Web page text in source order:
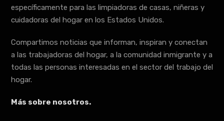
específicamente para las limpiadoras de casas, niñeras y
cuidadoras del hogar en los Estados Unidos.
Compartimos noticias que informan, inspiran y conectan
a las trabajadoras del hogar, a la comunidad inmigrante y a
todas las personas interesadas en el sector del trabajo del
hogar.
Más sobre nosotros.